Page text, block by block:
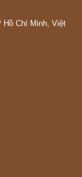
Hồ Chí Minh, Việt